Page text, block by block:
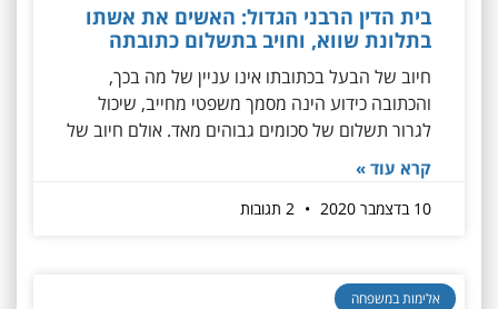
בית הדין הרבני הגדול: האשים את אשתו
בתלונת שווא, וחויב בתשלום כתובתה
חיוב של הבעל בכתובתו אינו עניין של מה בכך,
והכתובה כידוע הינה מסמך משפטי מחייב, שיכול
לגרור תשלום של סכומים גבוהים מאד. אולם חיוב של
קרא עוד »
10 בדצמבר 2020
אלימות במשפחה